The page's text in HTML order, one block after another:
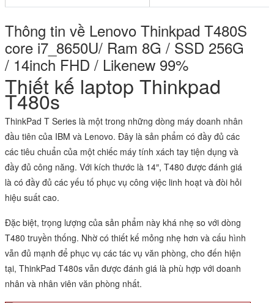
Thông tin về Lenovo Thinkpad T480S
core i7_8650U/ Ram 8G / SSD 256G
/ 14inch FHD / Likenew 99%
Thiết kế laptop Thinkpad
T480s
ThinkPad T Series là một trong những dòng máy doanh nhân
đầu tiên của IBM và Lenovo. Đây là sản phẩm có đầy đủ các
các tiêu chuẩn của một chiếc máy tính xách tay tiện dụng và
đầy đủ công năng. Với kích thước là 14″, T480 được đánh giá
là có đầy đủ các yếu tố phục vụ công việc linh hoạt và đòi hỏi
hiệu suất cao.
Đặc biệt, trọng lượng của sản phẩm này khá nhẹ so với dòng
T480 truyền thống. Nhờ có thiết kế mỏng nhẹ hơn và cấu hình
vẫn đủ mạnh để phục vụ các tác vụ văn phòng, cho đến hiện
tại, ThinkPad T480s vẫn được đánh giá là phù hợp với doanh
nhân và nhân viên văn phòng nhất.